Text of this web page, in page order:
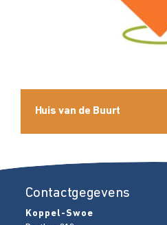
Huis van de Buurt
Contactgegevens
Koppel-Swoe